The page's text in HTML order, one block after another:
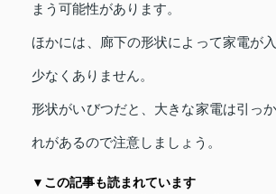
まう可能性があります。
ほかには、廊下の形状によって家電が
少なくありません。
形状がいびつだと、大きな家電は引っ
れがあるので注意しましょう。
▼この記事も読まれています